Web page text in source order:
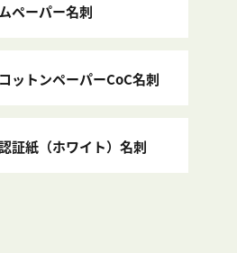
ペーパー名刺
ットンペーパーCoC名刺
証紙（ホワイト）名刺